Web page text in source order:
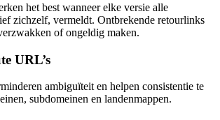
het best wanneer elke versie alle
zichzelf, vermeldt. Ontbrekende retourlinks
of ongeldig maken.
URL’s
ambiguïteit en helpen consistentie te
subdomeinen en landenmappen.